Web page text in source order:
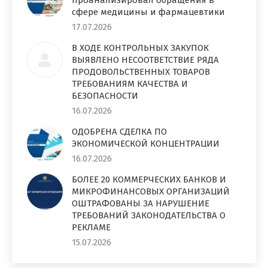
сфере медицины и фармацевтики
17.07.2026
В ХОДЕ КОНТРОЛЬНЫХ ЗАКУПОК
ВЫЯВЛЕНО НЕСООТВЕТСТВИЕ РЯДА
ПРОДОВОЛЬСТВЕННЫХ ТОВАРОВ
ТРЕБОВАНИЯМ КАЧЕСТВА И
БЕЗОПАСНОСТИ
16.07.2026
ОДОБРЕНА СДЕЛКА ПО
ЭКОНОМИЧЕСКОЙ КОНЦЕНТРАЦИИ
16.07.2026
БОЛЕЕ 20 КОММЕРЧЕСКИХ БАНКОВ И
МИКРОФИНАНСОВЫХ ОРГАНИЗАЦИЙ
ОШТРАФОВАНЫ ЗА НАРУШЕНИЕ
ТРЕБОВАНИЙ ЗАКОНОДАТЕЛЬСТВА О
РЕКЛАМЕ
15.07.2026